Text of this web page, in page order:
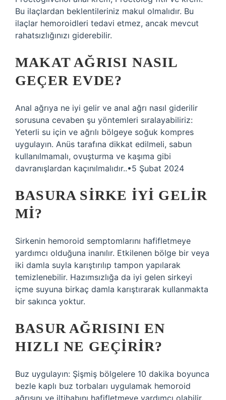
Bu ilaçlardan beklentileriniz makul olmalıdır. Bu
ilaçlar hemoroidleri tedavi etmez, ancak mevcut
rahatsızlığınızı giderebilir.
MAKAT AĞRISI NASIL
GEÇER EVDE?
Anal ağrıya ne iyi gelir ve anal ağrı nasıl giderilir
sorusuna cevaben şu yöntemleri sıralayabiliriz:
Yeterli su için ve ağrılı bölgeye soğuk kompres
uygulayın. Anüs tarafına dikkat edilmeli, sabun
kullanılmamalı, ovuşturma ve kaşıma gibi
davranışlardan kaçınılmalıdır..•5 Şubat 2024
BASURA SIRKE IYI GELIR
MI?
Sirkenin hemoroid semptomlarını hafifletmeye
yardımcı olduğuna inanılır. Etkilenen bölge bir veya
iki damla suyla karıştırılıp tampon yapılarak
temizlenebilir. Hazımsızlığa da iyi gelen sirkeyi
içme suyuna birkaç damla karıştırarak kullanmakta
bir sakınca yoktur.
BASUR AĞRISINI EN
HIZLI NE GEÇIRIR?
Buz uygulayın: Şişmiş bölgelere 10 dakika boyunca
bezle kaplı buz torbaları uygulamak hemoroid
ağrısını ve iltihabını hafifletmeye yardımcı olabilir.